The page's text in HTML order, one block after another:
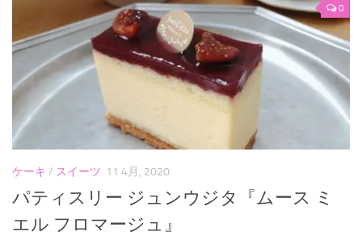
0
ケーキ / スイーツ 11 4月, 2020
パティスリー ジュンウジタ『ムース ミ
エル フロマージュ』